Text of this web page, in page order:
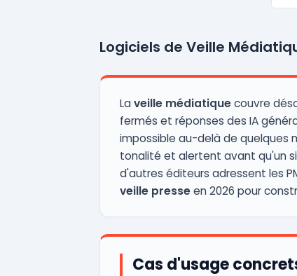
Logiciels de Veille
Laveille médiatiquecouvre
fermés et réponses des IA
impossible au-delà de quelques
tonalité et alertent avant qu'un
d'autres éditeurs adressent les
veille presseen 2026 pour
Cas d'usage